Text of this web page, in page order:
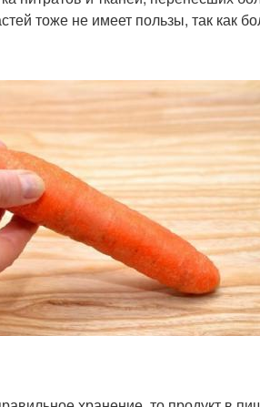
тоже не имеет пользы, так как